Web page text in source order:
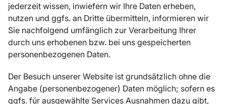
jederzeit wissen, inwiefern wir Ihre Daten erheben,
nutzen und ggfs. an Dritte übermitteln, informieren wir
Sie nachfolgend umfänglich zur Verarbeitung Ihrer
durch uns erhobenen bzw. bei uns gespeicherten
personenbezogenen Daten.
Der Besuch unserer Website ist grundsätzlich ohne die
Angabe (personenbezogener) Daten möglich; sofern es
ggfs. für ausgewählte Services Ausnahmen dazu gibt,